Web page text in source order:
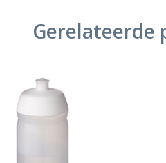
Gerelateerde